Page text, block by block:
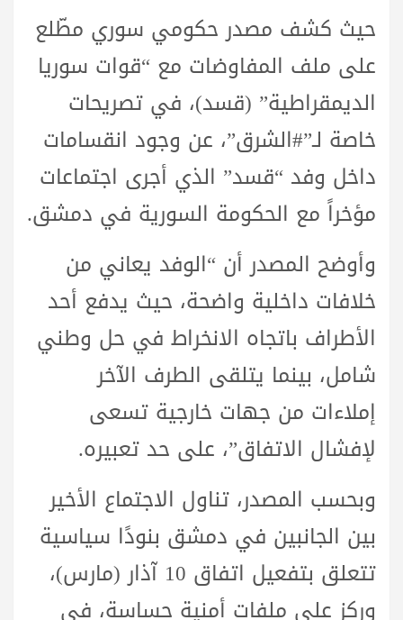
حيث كشف مصدر حكومي سوري مطّلع
على ملف المفاوضات مع “قوات سوريا
الديمقراطية” (قسد)، في تصريحات
خاصة لـ”#الشرق”، عن وجود انقسامات
داخل وفد “قسد” الذي أجرى اجتماعات
مؤخراً مع الحكومة السورية في دمشق.
وأوضح المصدر أن “الوفد يعاني من
خلافات داخلية واضحة، حيث يدفع أحد
الأطراف باتجاه الانخراط في حل وطني
شامل، بينما يتلقى الطرف الآخر
إملاءات من جهات خارجية تسعى
لإفشال الاتفاق”، على حد تعبيره.
وبحسب المصدر، تناول الاجتماع الأخير
بين الجانبين في دمشق بنودًا سياسية
تتعلق بتفعيل اتفاق 10 آذار (مارس)،
وركز على ملفات أمنية حساسة، في